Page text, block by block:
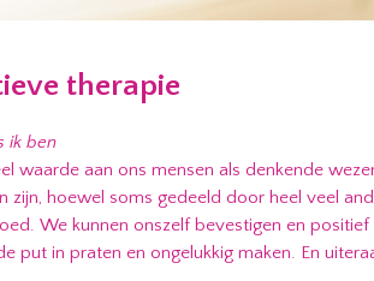
therapie
ik ben
waarde aan ons mensen als denkende
zijn, hoewel soms gedeeld door heel veel
We kunnen onszelf bevestigen en
put in praten en ongelukkig maken. En